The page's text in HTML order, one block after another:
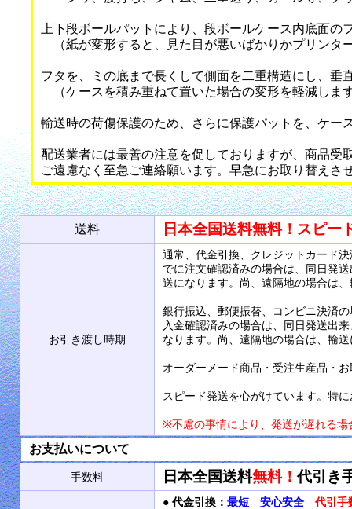
上下段ボールパットにより、段ボールケース内底面
（紙が変形すると、見た目が悪いばかりかプリンタ
フタを、ミの底まで長くして側面を二重構造にし、垂
（ケースを積み重ねて置いた場合の変形を軽減しま
輸送時の荷傷保護のため、さらに保護パットを、ケー
配送業者には最善の注意を促しておりますが、商品受
ご遠慮なく至急ご連絡願います。早急にお取り替えさ
送料 日本全国送料無料！スピ
お引き渡し時期
通常、代金引換、クレジットカード
でに注文確認済みの場合は、同日発
送になります。尚、遠隔地の場合は
銀行振込、郵便振替、コンビニ決済
入金確認済みの場合は、同日発送出
なります。尚、遠隔地の場合は、輸
オーダーメード商品・受注生産品・
スピード発送を心がけています。特
※不慮の事情により、発送が遅れる場
お支払いについて
手数料 日本全国送料無料！代引き
● 代金引換： 最短 安心安全
代引手